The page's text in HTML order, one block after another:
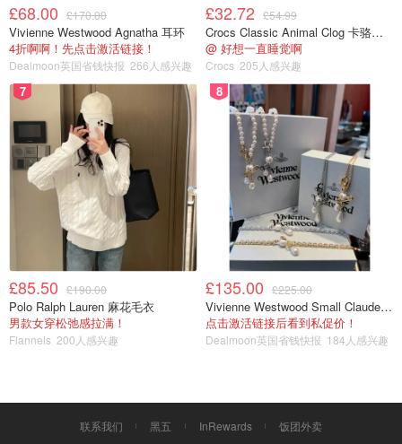
好啦这一期分享到这里，这几款养娃好物都是经过长时间实
践得出来的使用感想，我是真心觉得好用，希望可以帮到大
家！😊
创作新赛季 养娃必备好物
£68.00 £170.00
Vivienne Westwood Agnatha 耳环
4折啊啊！先点击激活链接！
Dealmoon英国省钱快报 266人感兴趣
£32.72 £54.99
Crocs Classic Animal Clog 卡骆驰动物印花洞洞鞋
@ 好想一直睡觉啊
Crocs 205人感兴趣
7
£85.50 £190.00
Polo Ralph Lauren 麻花毛衣
男款女穿松弛感拉满！
Flannels 200人感兴趣
8
£135.00 £225.00
Vivienne Westwood Small Claude 珍珠项链
点击激活链接后看到私促价！
Dealmoon英国省钱快报 184人感兴趣
联系我们 黑五 InRewards
饭团外卖